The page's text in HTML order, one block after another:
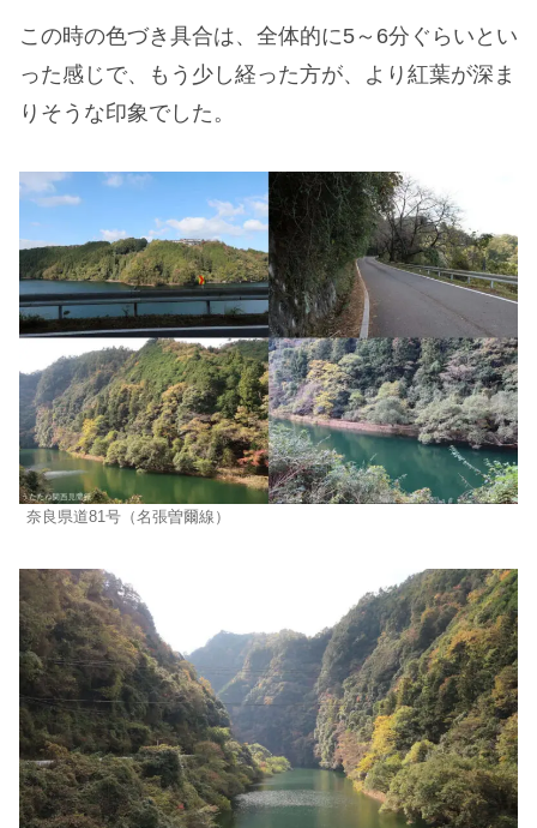
この時の色づき具合は、全体的に5～6分ぐらいとい
った感じで、もう少し経った方が、より紅葉が深ま
りそうな印象でした。
奈良県道81号（名張曽爾線）